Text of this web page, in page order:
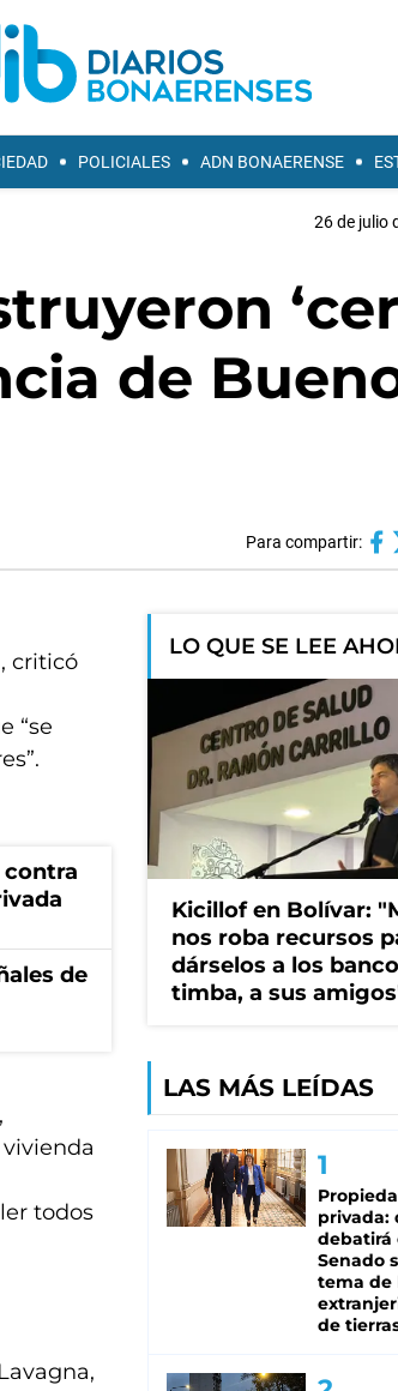
POLICIALES ADN BONAERENSE
26 de julio
de
Para compartir:
criticó
“se
contra
de
todos
LO QUE SE LEE
Kicillof en Bolívar:
nos roba recursos
dárselos a los
timba, a sus
LAS MÁS LEÍDAS
privada:
debatirá
Senado
tema de
de